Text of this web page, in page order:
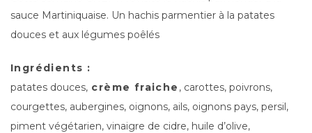
sauce Martiniquaise. Un hachis parmentier à la patates
douces et aux légumes poêlés
Ingrédients :
patates douces, crème fraiche , carottes, poivrons,
courgettes, aubergines, oignons, ails, oignons pays, persil,
piment végétarien, vinaigre de cidre, huile d’olive,